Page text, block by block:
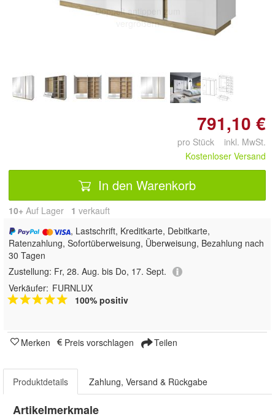
Doppelt antippen zum
vergrößern
791,10 €
pro Stück inkl. MwSt.
Kostenloser Versand
In den Warenkorb
10+ Auf Lager 1 verkauft
, Lastschrift, Kreditkarte, Debitkarte,
Ratenzahlung, Sofortüberweisung, Überweisung, Bezahlung nach
30 Tagen
Zustellung: Fr, 28. Aug. bis Do, 17. Sept.
Verkäufer: FURNLUX
100% positiv
Merken Preis vorschlagen Teilen
Produktdetails Zahlung, Versand & Rückgabe
Artikelmerkmale